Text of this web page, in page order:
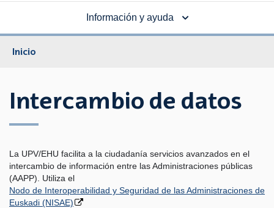
Información y ayuda
Inicio
Intercambio de datos
La UPV/EHU facilita a la ciudadanía servicios avanzados en el
intercambio de información entre las Administraciones públicas
(AAPP). Utiliza el
Nodo de Interoperabilidad y Seguridad de las Administraciones de
Euskadi (NISAE)